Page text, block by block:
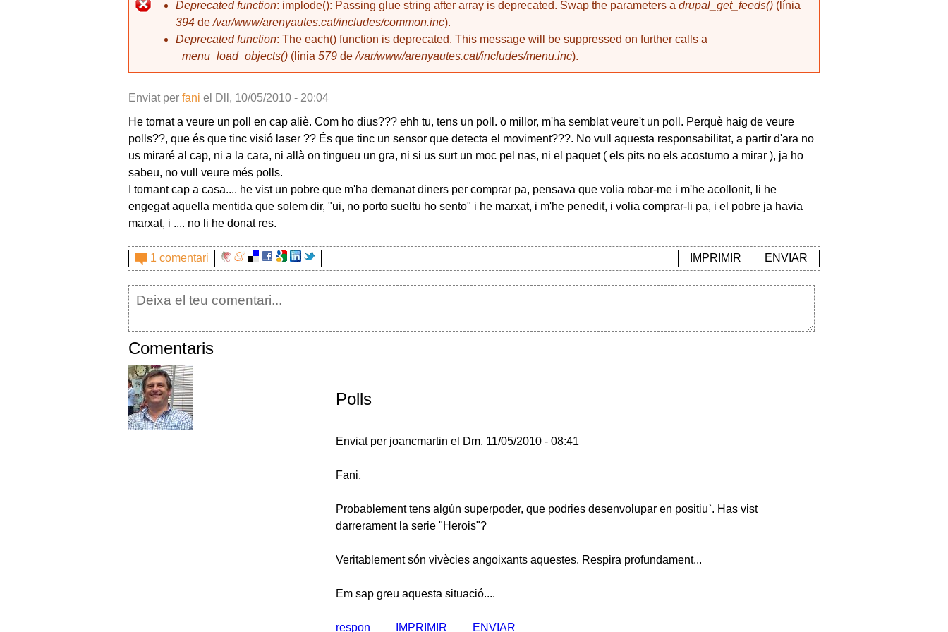
Missatge d'error
Deprecated function: implode(): Passing glue string after array is deprecated. Swap the parameters a drupal_get_feeds() (línia
394 de/var/www/arenyautes.cat/includes/common.inc).
Deprecated function: The each() function is deprecated. This message will be suppressed on further calls a
_menu_load_objects() (línia 579 de/var/www/arenyautes.cat/includes/menu.inc).
Enviat per fani el
Dll, 10/05/2010 - 20:04
He tornat a veure un poll en cap aliè. Com ho dius??? ehh tu, tens un poll. o millor, m'ha semblat veure't un poll. Perquè haig de veure
polls??, que és que tinc visió laser ?? És que tinc un sensor que detecta el moviment???. No vull aquesta responsabilitat, a partir d'ara no
us miraré al cap, ni a la cara, ni allà on tingueu un gra, ni si us surt un moc pel nas, ni el paquet ( els pits no els acostumo a mirar ), ja ho
sabeu, no vull veure més polls.
I tornant cap a casa.... he vist un pobre que m'ha demanat diners per comprar pa, pensava que volia robar-me i m'he acollonit, li he
engegat aquella mentida que solem dir, "ui, no porto sueltu ho sento" i he marxat, i m'he penedit, i volia comprar-li pa, i el pobre ja havia
marxat, i .... no li he donat res.
1 comentari ENVIAR
IMPRIMIR
Comentaris
Polls
Enviat per joancmartin el Dm, 11/05/2010 - 08:41
Fani,
Probablement tens algún superpoder, que podries desenvolupar en positiu`. Has vist
darrerament la serie "Herois"?
Veritablement són vivècies angoixants aquestes. Respira profundament...
Em sap greu aquesta situació....
respon IMPRIMIR ENVIAR